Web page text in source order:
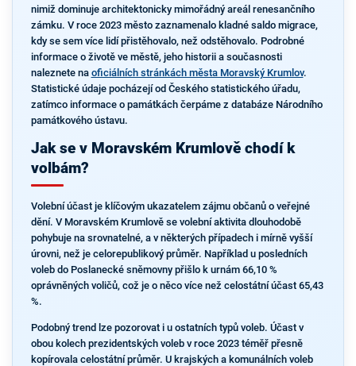
nimiž dominuje architektonicky mimořádný areál renesančního
zámku. V roce 2023 město zaznamenalo kladné saldo migrace,
kdy se sem více lidí přistěhovalo, než odstěhovalo. Podrobné
informace o životě ve městě, jeho historii a současnosti
naleznete na oficiálních stránkách města Moravský Krumlov.
Statistické údaje pocházejí od Českého statistického úřadu,
zatímco informace o památkách čerpáme z databáze Národního
památkového ústavu.
Jak se v Moravském Krumlově chodí k
volbám?
Volební účast je klíčovým ukazatelem zájmu občanů o veřejné
dění. V Moravském Krumlově se volební aktivita dlouhodobě
pohybuje na srovnatelné, a v některých případech i mírně vyšší
úrovni, než je celorepublikový průměr. Například u posledních
voleb do Poslanecké sněmovny přišlo k urnám 66,10 %
oprávněných voličů, což je o něco více než celostátní účast 65,43
%.
Podobný trend lze pozorovat i u ostatních typů voleb. Účast v
obou kolech prezidentských voleb v roce 2023 téměř přesně
kopírovala celostátní průměr. U krajských a komunálních voleb